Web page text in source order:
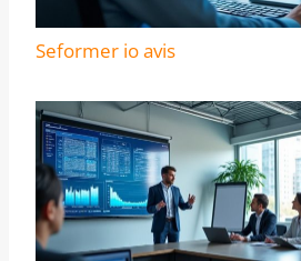
Seformer io avis